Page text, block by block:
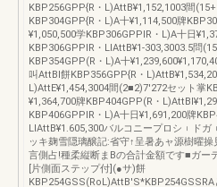
KBP256GPP{R・L)AttB¥1,152,1003間
KBP304GPP{R・L)A十¥1,114,500牌
¥1,050,500学KBP306GPPIR・L)A十日
KBP306GPPIR・LIAttB¥1‐303,3003.5問
KBP354GPP(R・L)A十
叫AttBI餅KBP356GPP{R・
L)AttE¥1,454,3004間(2■2)7′272セット掌
¥1,364,700牌KBP404GPP(R・
KBP406GPPIR・L)A十日¥1,691,200牌
LIAttB¥1.605,300バルコニープロシ︲ドガ
ッキ麹雪隠璃醸記:省守↑呈暑あャ源樹曜操
言側占!種柔縦断まBの合計金額です■ガー
[片側面ステップ付](●サ)餅
KBP254GSS(RoL)AttB'S*KBP254GSSRA